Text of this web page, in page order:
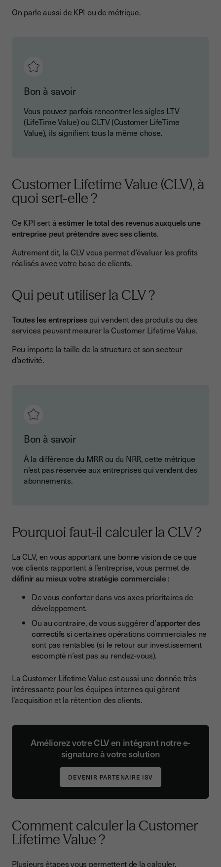
On parle aussi de KPI ou de métrique.
Bon à savoir
Vous pouvez parfois rencontrer les sigles LTV
(LifeTime Value) ou CLTV (Customer LifeTime
Value), ils signifient tous la même chose.
Customer Lifetime Value (CLV), à
quoi sert-elle ?
Ce KPI sert àestimer le total des revenus auxquels une
entreprise peut prétendre avec ses clients.
Autrement dit, la CLV vous permet d’évaluer les profits
réalisés avec votre base de clients.
Qui peut utiliser la CLV ?
Toutes les entreprisesqui vendent des produits ou des
services peuvent mesurer la Customer Lifetime Value.
Peu importe la taille de la structure et son secteur
d’activité.
Bon à savoir
À la différence du MRR ou du NRR, cette métrique
n’est pas réservée aux entreprises qui vendent des
abonnements.
Pourquoi faut-il calculer la CLV ?
La CLV, en vous apportant une bonne vision de ce que
vos clients rapportent à l’entreprise, vous permet de
définir au mieux votre stratégie commerciale:
De vous conforter dans vos axes prioritaires de
développement.
Ou au contraire, de vous suggérer d’apporter des
correctifs si certaines opérations commerciales ne
sont pas rentables (si le retour sur investissement
escompté n’est pas au rendez-vous).
La Customer Lifetime Value est aussi une donnée très
intéressante pour les équipes internes qui gèrent
l’acquisition et la rétention des clients.
Améliorez votre CLV en intégrant notre e-
signature à votre solution
DEVENIR PARTENAIRE ISV
Comment calculer la Customer
Lifetime Value ?
Plusieurs étapes vous permettent de la calculer.